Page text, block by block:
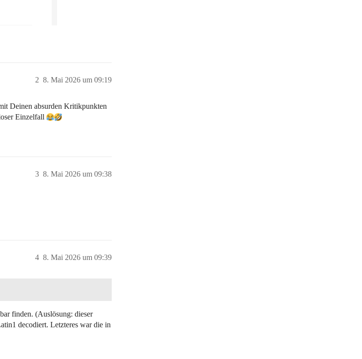
8. Mai 2026 um 09:19
2
Deinen absurden Kritikpunkten
Einzelfall
8. Mai 2026 um 09:38
3
8. Mai 2026 um 09:39
4
finden. (Auslösung: dieser
decodiert. Letzteres war die in